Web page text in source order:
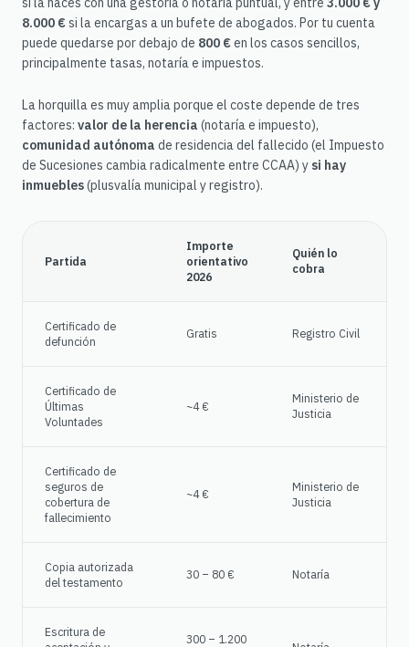
8.000 €si la encargas a un bufete de abogados. Por tu cuenta
puede quedarse por debajo de 800 €en los casos sencillos,
principalmente tasas, notaría e impuestos.
La horquilla es muy amplia porque el coste depende de tres
factores: valor de la herencia (notaría e impuesto),
comunidad autónoma de residencia del fallecido (el Impuesto
de Sucesiones cambia radicalmente entre CCAA) y si hay
inmuebles(plusvalía municipal y registro).
Partida
Importe
orientativo
2026
Quién lo
cobra
Certificado de
defunción
Gratis Registro Civil
Certificado de
Últimas
Voluntades
~4 €
Ministerio de
Justicia
Certificado de
seguros de
cobertura de
fallecimiento
~4 €
Ministerio de
Justicia
Copia autorizada
del testamento
30 – 80 € Notaría
Escritura de
300 – 1.200